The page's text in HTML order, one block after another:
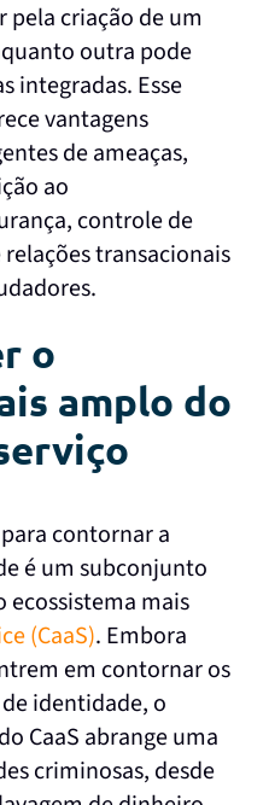
pela criação de um
outra pode
integradas. Esse
vantagens
de ameaças,
ao
controle de
transacionais
o
amplo do
contornar a
é um subconjunto
ecossistema mais
(CaaS). Embora
em contornar os
identidade, o
CaaS abrange uma
criminosas, desde